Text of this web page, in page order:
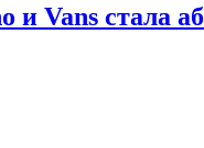
и Vans стала